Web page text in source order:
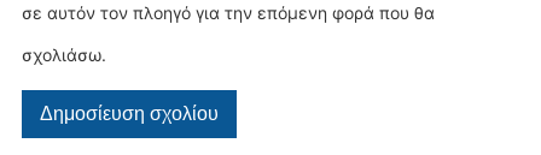
σε αυτόν τον πλοηγό για την επόμενη φορά που θα
σχολιάσω.